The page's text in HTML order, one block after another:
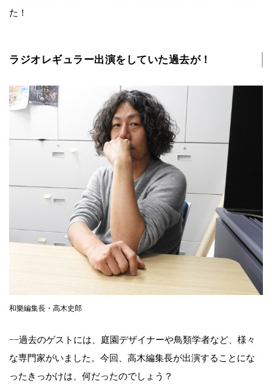
た！
ラジオレギュラー出演をしていた過去が！
和樂編集長・高木史郎
−−過去のゲストには、庭園デザイナーや鳥類学者など、様々
な専門家がいました。今回、高木編集長が出演することにな
ったきっかけは、何だったのでしょう？